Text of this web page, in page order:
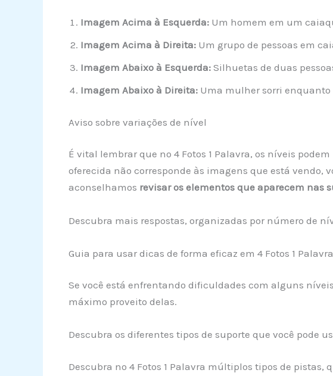
Imagem Acima à Esquerda:Um homem em um
Imagem Acima à Direita:Um grupo de pessoas em
Imagem Abaixo à Esquerda:Silhuetas de duas
Imagem Abaixo à Direita:Uma mulher sorri enquanto
Aviso sobre variações de nível
É vital lembrar que no 4 Fotos 1 Palavra, os níveis
oferecida não corresponde às imagens que está vendo,
aconselhamos revisar os elementos que aparecem nas
Descubra mais respostas, organizadas por número de
Guia para usar dicas de forma eficaz em 4 Fotos 1 Palavra
Se você está enfrentando dificuldades com alguns
máximo proveito delas.
Descubra os diferentes tipos de suporte que você pode
Descubra no 4 Fotos 1 Palavra múltiplos tipos de pistas,